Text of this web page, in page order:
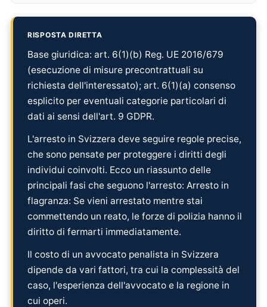
RISPOSTA DIRETTA
Base giuridica: art. 6(1)(b) Reg. UE 2016/679
(esecuzione di misure precontrattuali su
richiesta dell'interessato); art. 6(1)(a) consenso
esplicito per eventuali categorie particolari di
dati ai sensi dell'art. 9 GDPR.
L'arresto in Svizzera deve seguire regole precise,
che sono pensate per proteggere i diritti degli
individui coinvolti. Ecco un riassunto delle
principali fasi che seguono l'arresto: Arresto in
flagranza: Se vieni arrestato mentre stai
commettendo un reato, le forze di polizia hanno il
diritto di fermarti immediatamente.
Il costo di un avvocato penalista in Svizzera
dipende da vari fattori, tra cui la complessità del
caso, l'esperienza dell'avvocato e la regione in
cui operi.